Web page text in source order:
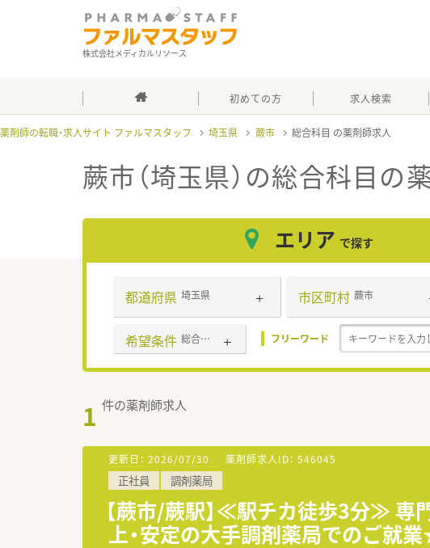
株式会社メディカルリソース
初めての方 求人検索
薬剤師の転職・求人サイト ファルマスタッフ 埼玉県 蕨市 総合科目
蕨市（埼玉県）の総合科目の
エリア で探す
都道府県 埼玉県 市区町村 蕨市
希望条件 総合科目 フリーワード
1 件の薬剤師求人
更新日： 2026/07/30 薬剤師求人ID： 546045
正社員 調剤薬局
【蕨市/蕨駅】≪駅チカ徒歩3分≫ 専
上・安定の大手調剤薬局でのご就